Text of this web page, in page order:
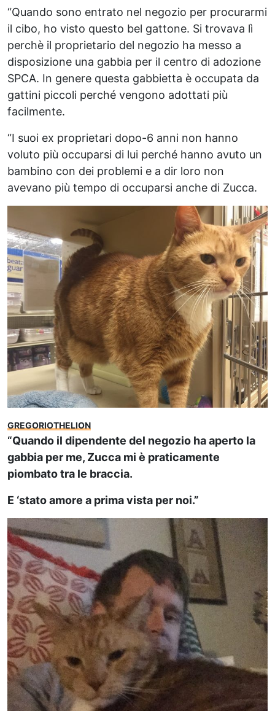
“Quando sono entrato nel negozio per procurarmi
il cibo, ho visto questo bel gattone. Si trovava lì
perchè il proprietario del negozio ha messo a
disposizione una gabbia per il centro di adozione
SPCA. In genere questa gabbietta è occupata da
gattini piccoli perché vengono adottati più
facilmente.
“I suoi ex proprietari dopo-6 anni non hanno
voluto più occuparsi di lui perché hanno avuto un
bambino con dei problemi e a dir loro non
avevano più tempo di occuparsi anche di Zucca.
GREGORIOTHELION
“Quando il dipendente del negozio ha aperto la
gabbia per me, Zucca mi è praticamente
piombato tra le braccia.
E ‘stato amore a prima vista per noi.”